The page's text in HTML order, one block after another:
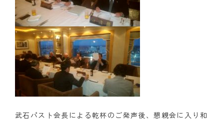
武石パスト会長による乾杯のご発声後、懇親会に入り和